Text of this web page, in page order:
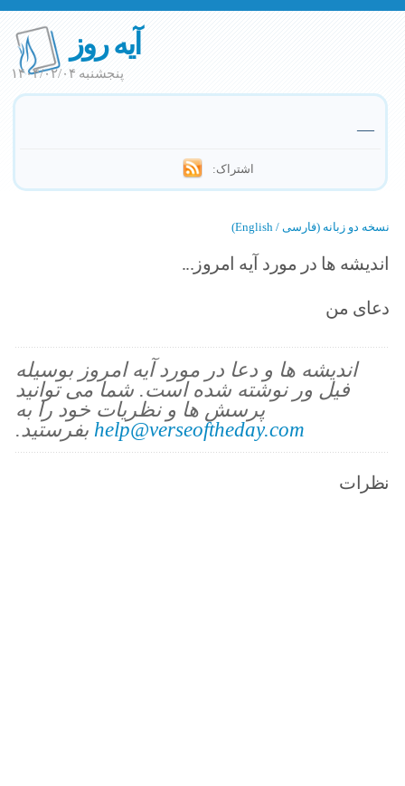
آیه روز
پنجشنبه ۱۴۰۴/۰۲/۰۴
—
اشتراک:
نسخه دو زبانه (فارسی / English)
اندیشه ها در مورد آیه امروز...
دعای من
اندیشه ها و دعا در مورد آیه امروز بوسیله
فیل ور نوشته شده است. شما می توانید
پرسش ها و نظریات خود را به
help@verseoftheday.com بفرستید.
نظرات